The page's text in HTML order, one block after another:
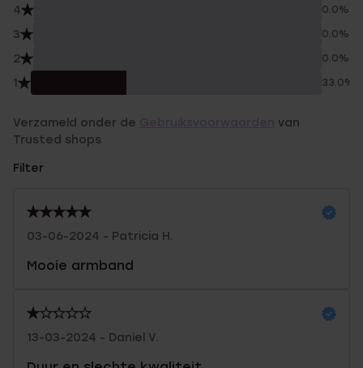
4 0.0%
3 0.0%
2 0.0%
1 33.0%
Verzameld onder de
van
Trusted shops
Filter
03-06-2024 - Patricia H.
Mooie armband
13-03-2024 - Daniel V.